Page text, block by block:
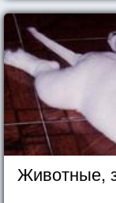
Животные,